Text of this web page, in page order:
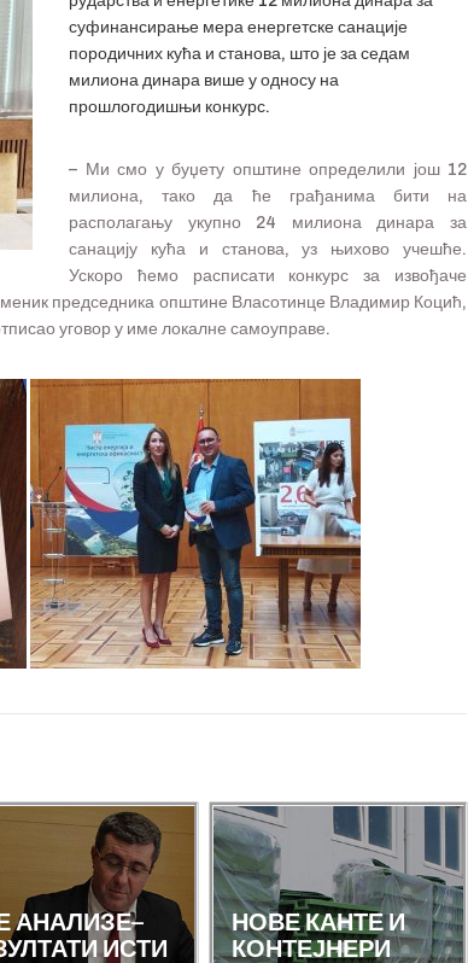
суфинансирање мера енергетске санације
породичних кућа и станова, што је за седам
милиона динара више у односу на
прошлогодишњи конкурс.
– Ми смо у буџету општине определили још 12
милиона, тако да ће грађанима бити на
располагању укупно 24 милиона динара за
санацију кућа и станова, уз њихово учешће.
Ускоро ћемо расписати конкурс за извођаче
председника општине Власотинце Владимир Коцић,
уговор у име локалне самоуправе.
АНАЛИЗЕ–
ИСТИ
НОВЕ КАНТЕ И
КОНТЕЈНЕРИ